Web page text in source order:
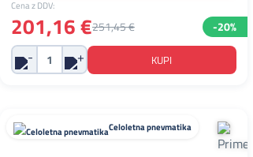
Cena z DDV:
201,16 €251,45 € -20%
Celoletna pnevmatika